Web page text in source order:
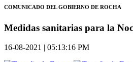
COMUNICADO DEL GOBIERNO DE ROCHA
Medidas sanitarias para la
16-08-2021 | 05:13:16 PM